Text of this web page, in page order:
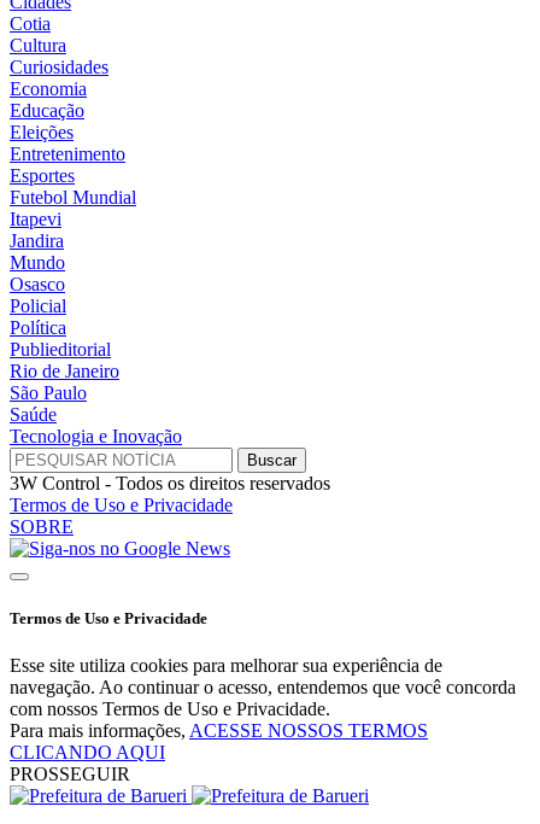
Cotia
Cultura
Curiosidades
Economia
Educação
Eleições
Entretenimento
Esportes
Futebol Mundial
Itapevi
Jandira
Mundo
Osasco
Policial
Política
Publieditorial
Rio de Janeiro
São Paulo
Saúde
Tecnologia e Inovação
3W Control - Todos os direitos reservados
Termos de Uso e Privacidade
SOBRE
Termos de Uso e Privacidade
Esse site utiliza cookies para melhorar sua experiência de
navegação. Ao continuar o acesso, entendemos que você concorda
com nossos Termos de Uso e Privacidade.
Para mais informações, ACESSE NOSSOS TERMOS
CLICANDO AQUI
PROSSEGUIR